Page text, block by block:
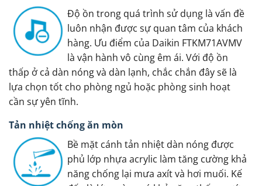
Độ ồn trong quá trình sử dụng là vấn đề
luôn nhận được sự quan tâm của khách
hàng. Ưu điểm của Daikin FTKM71AVMV
là vận hành vô cùng êm ái. Với độ ồn
thấp ở cả dàn nóng và dàn lạnh, chắc chắn đây sẽ là
lựa chọn tốt cho phòng ngủ hoặc phòng sinh hoạt
cần sự yên tĩnh.
Tản nhiệt chống ăn mòn
Bề mặt cánh tản nhiệt dàn nóng được
phủ lớp nhựa acrylic làm tăng cường khả
năng chống lại mưa axít và hơi muối. Kế